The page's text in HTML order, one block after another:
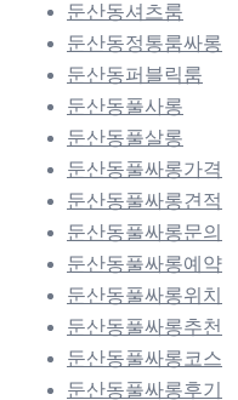
둔산동셔츠룸
둔산동정통룸싸롱
둔산동퍼블릭룸
둔산동풀사롱
둔산동풀살롱
둔산동풀싸롱가격
둔산동풀싸롱견적
둔산동풀싸롱문의
둔산동풀싸롱예약
둔산동풀싸롱위치
둔산동풀싸롱추천
둔산동풀싸롱코스
둔산동풀싸롱후기